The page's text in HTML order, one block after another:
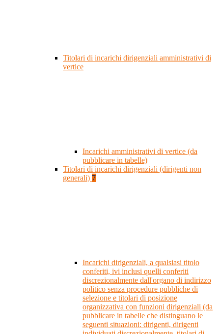
Titolari di incarichi dirigenziali amministrativi di
vertice
Incarichi amministrativi di vertice (da
pubblicare in tabelle)
Titolari di incarichi dirigenziali (dirigenti non
generali) 7
Incarichi dirigenziali, a qualsiasi titolo
conferiti, ivi inclusi quelli conferiti
discrezionalmente dall'organo di indirizzo
politico senza procedure pubbliche di
selezione e titolari di posizione
organizzativa con funzioni dirigenziali (da
pubblicare in tabelle che distinguano le
seguenti situazioni: dirigenti, dirigenti